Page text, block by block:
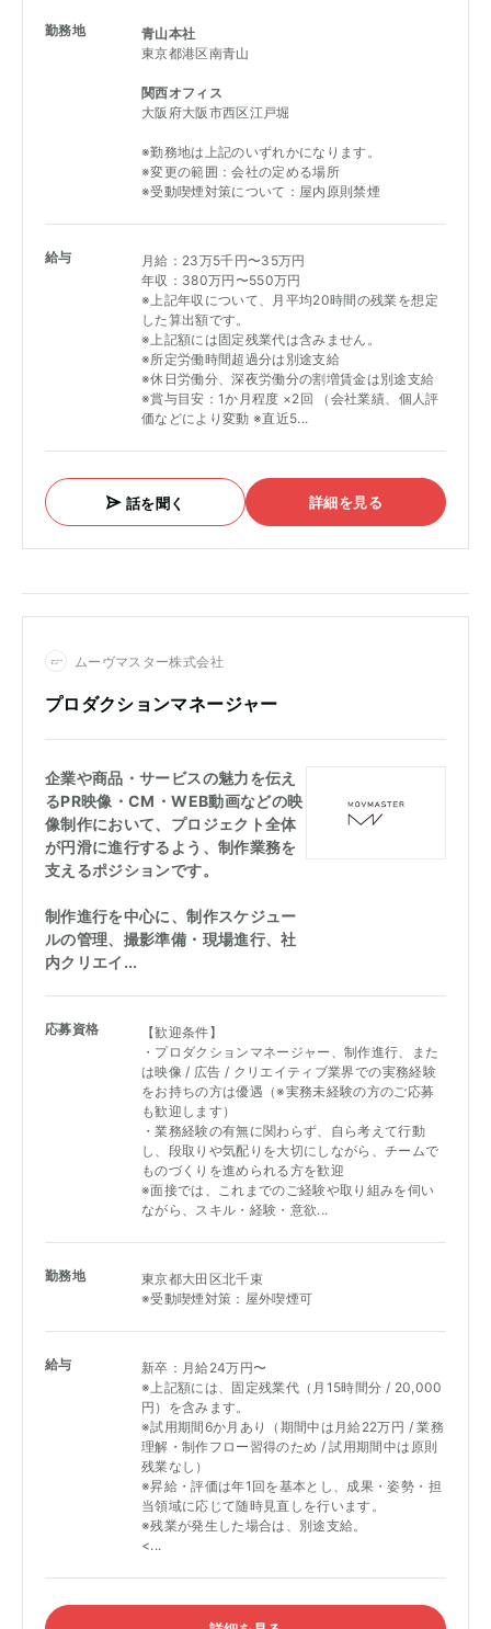
勤務地
青山本社
東京都港区南青山
関西オフィス
大阪府大阪市西区江戸堀
※勤務地は上記のいずれかになります。
※変更の範囲：会社の定める場所
※受動喫煙対策について：屋内原則禁煙
給与
月給：23万5千円〜35万円
年収：380万円〜550万円
※上記年収について、月平均20時間の残業を想定
した算出額です。
※上記額には固定残業代は含みません。
※所定労働時間超過分は別途支給
※休日労働分、深夜労働分の割増賃金は別途支給
※賞与目安：1か月程度 ×2回 （会社業績、個人評
価などにより変動 ※直近5...
話を聞く 詳細を見る
ムーヴマスター株式会社
プロダクションマネージャー
企業や商品・サービスの魅力を伝え
るPR映像・CM・WEB動画などの映
像制作において、プロジェクト全体
が円滑に進行するよう、制作業務を
支えるポジションです。
制作進行を中心に、制作スケジュー
ルの管理、撮影準備・現場進行、社
内クリエイ...
応募資格
【歓迎条件】
・プロダクションマネージャー、制作進行、また
は映像 / 広告 / クリエイティブ業界での実務経験
をお持ちの方は優遇（※実務未経験の方のご応募
も歓迎します）
・業務経験の有無に関わらず、自ら考えて行動
し、段取りや気配りを大切にしながら、チームで
ものづくりを進められる方を歓迎
※面接では、これまでのご経験や取り組みを伺い
ながら、スキル・経験・意欲...
勤務地
東京都大田区北千束
※受動喫煙対策：屋外喫煙可
給与
新卒：月給24万円〜
※上記額には、固定残業代（月15時間分 / 20,000
円）を含みます。
※試用期間6か月あり（期間中は月給22万円 / 業務
理解・制作フロー習得のため / 試用期間中は原則
残業なし）
※昇給・評価は年1回を基本とし、成果・姿勢・担
当領域に応じて随時見直しを行います。
※残業が発生した場合は、別途支給。
<...